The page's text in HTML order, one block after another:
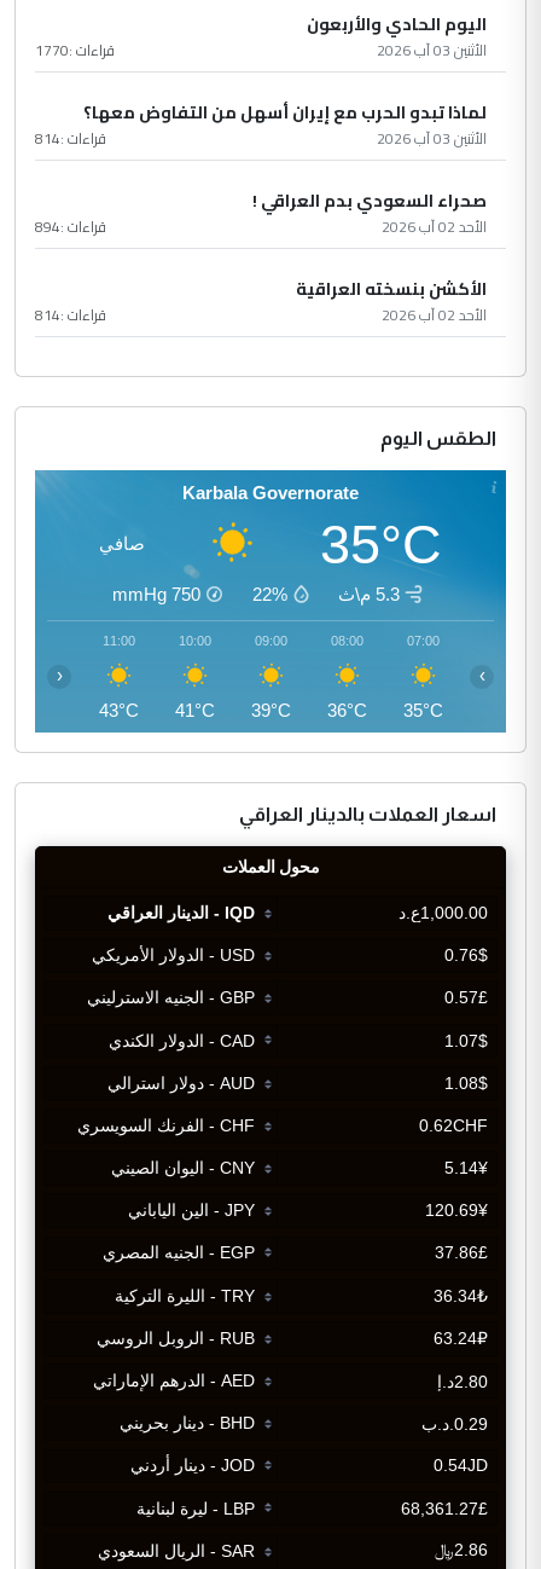
اليوم الحادي والأربعون
الأثنين 03 آب 2026 قراءات :1770
لماذا تبدو الحرب مع إيران أسهل من التفاوض معها؟
الأثنين 03 آب 2026 قراءات :814
صحراء السعودي بدم العراقي !
الأحد 02 آب 2026 قراءات :894
الأكشن بنسخته العراقية
الأحد 02 آب 2026 قراءات :814
الطقس اليوم
Karbala Governorate
35°C صافي
5.3 م\ث 22%
750
mmHg
07:00
35°C
08:00
36°C
09:00
39°C
10:00
41°C
11:00
43°C
‹ ›
اسعار العملات بالدينار العراقي